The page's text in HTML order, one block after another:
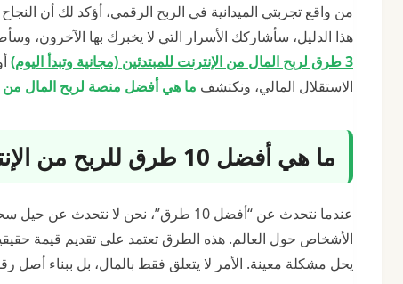
من واقع تجربتي الميدانية في الربح الرقمي، أؤكد لك أن
هذا الدليل، سأشاركك الأسرار التي لا يخبرك بها الآخرون،
3 طرق لربح المال من الإنترنت للمبتدئين (مجانية وتبدأ اليوم)
الاستقلال المالي، ونكتشف ما هي أفضل منصة لربح المال من
ما هي أفضل 10 طرق للربح من الإنترنت وكيف تختار الأنسب لك؟
الأشخاص حول العالم. هذه الطرق تعتمد على تقديم قيمة
يحل مشكلة معينة. الأمر لا يتعلق فقط بالمال، بل ببناء أصل